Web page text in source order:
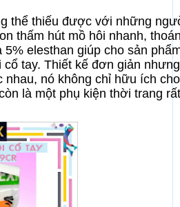
thể thiếu được với những
thấm hút mồ hôi nhanh,
5% elesthan giúp cho sản
cổ tay. Thiết kế đơn giản
nhau, nó không chỉ hữu ích
là một phụ kiện thời trang